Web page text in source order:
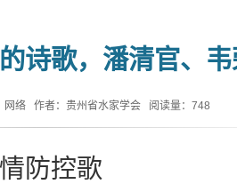
诗歌，潘清官、
网络 作者：贵州省水家学会 阅读量： 748
防控歌